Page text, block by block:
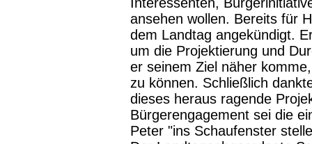
ansehen wollen. Bereits für
dem Landtag angekündigt.
um die Projektierung und
er seinem Ziel näher
zu können. Schließlich
dieses heraus ragende
Bürgerengagement sei die
Peter "ins Schaufenster